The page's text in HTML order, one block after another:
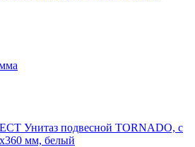
Унитаз подвесной TORNADO, с
мм, белый